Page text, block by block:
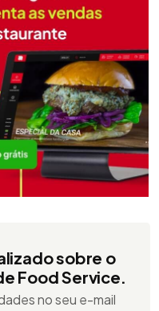
sobre o
Food Service.
no seu e-mail